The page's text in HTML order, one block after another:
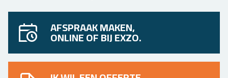
AFSPRAAK MAKEN,
ONLINE OF BIJ EXZO.